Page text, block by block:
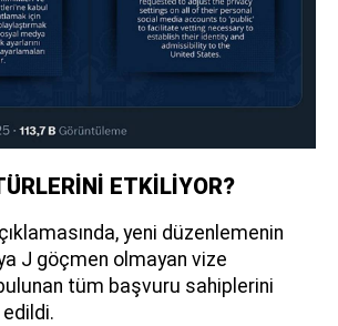
ETKİLİYOR?
yeni düzenlemenin
J göçmen olmayan vize
tüm başvuru sahiplerini
edildi.